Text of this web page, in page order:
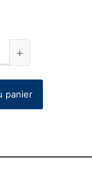
panier